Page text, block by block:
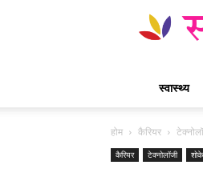
स्वास्थ्य
होम कैरियर
कैरियर टेक्नोलॉजी